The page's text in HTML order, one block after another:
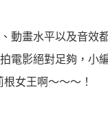
動畫水平以及音效
電影絕對足夠，小
女王啊～～～！